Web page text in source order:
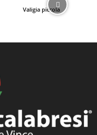
Valigia piccola